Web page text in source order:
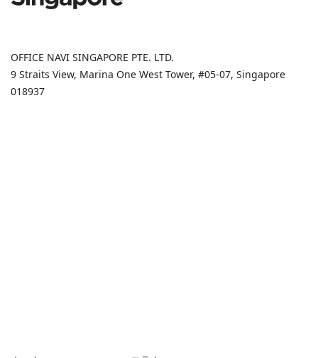
OFFICE NAVI SINGAPORE PTE. LTD.
9 Straits View, Marina One West Tower, #05-07, Singapore
018937